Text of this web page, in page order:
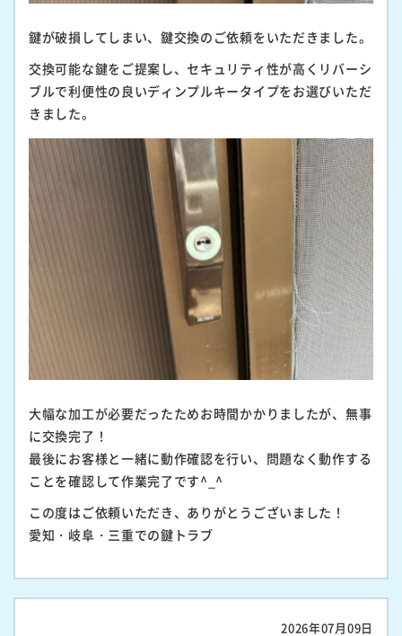
鍵が破損してしまい、鍵交換のご依頼をいただきました。
交換可能な鍵をご提案し、セキュリティ性が高くリバーシ
ブルで利便性の良いディンプルキータイプをお選びいただ
きました。
大幅な加工が必要だったためお時間かかりましたが、無事
に交換完了！
最後にお客様と一緒に動作確認を行い、問題なく動作する
ことを確認して作業完了です^_^
この度はご依頼いただき、ありがとうございました！
愛知・岐阜・三重での鍵トラブ
2026年07月09日